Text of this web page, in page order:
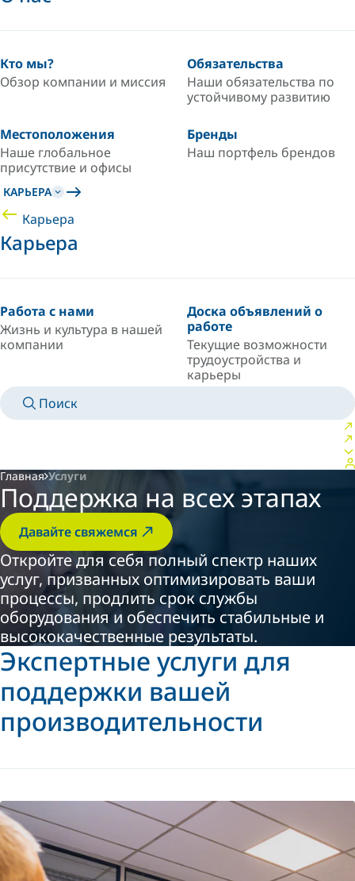
Кто мы?
Обзор компании и миссия
Обязательства
Наши обязательства по
устойчивому развитию
Местоположения
Наше глобальное
присутствие и офисы
Бренды
Наш портфель брендов
КАРЬЕРА
Карьера
Карьера
Работа с нами
Жизнь и культура в нашей
компании
Доска объявлений о
работе
Текущие возможности
трудоустройства и
карьеры
Поиск
Главная Услуги
Поддержка на всех этапах
Давайте свяжемся
Откройте для себя полный спектр наших
услуг, призванных оптимизировать ваши
процессы, продлить срок службы
оборудования и обеспечить стабильные и
высококачественные результаты.
Экспертные услуги для
поддержки вашей
производительности